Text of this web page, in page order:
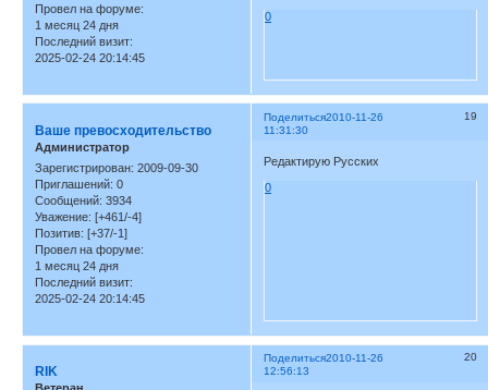
Провел на форуме:
1 месяц 24 дня
Последний визит:
2025-02-24 20:14:45
0
Поделиться 19
2010-11-26
11:31:30
Ваше превосходительство
Администратор
Зарегистрирован: 2009-09-30
Приглашений: 0
Сообщений: 3934
Уважение: [+461/-4]
Позитив: [+37/-1]
Провел на форуме:
1 месяц 24 дня
Последний визит:
2025-02-24 20:14:45
Редактирую Русских
0
Поделиться 20
2010-11-26
12:56:13
RIK